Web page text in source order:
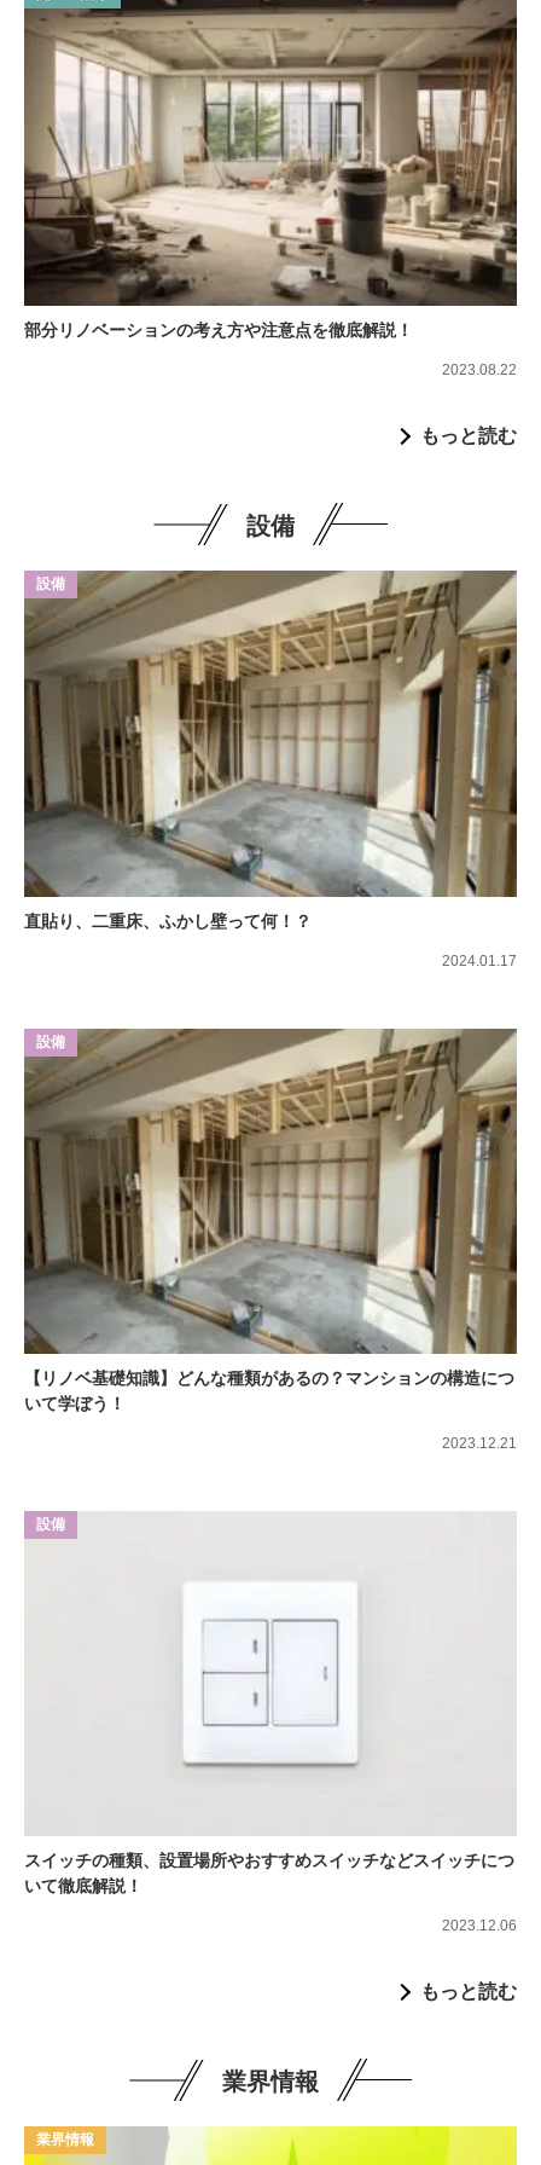
部分リノベーションの考え方や注意点を徹底解説！
2023.08.22
もっと読む
設備
直貼り、二重床、ふかし壁って何！？
設備
2024.01.17
【リノベ基礎知識】どんな種類があるの？マンションの構造につ
いて学ぼう！
設備
2023.12.21
スイッチの種類、設置場所やおすすめスイッチなどスイッチにつ
いて徹底解説！
設備
2023.12.06
もっと読む
業界情報
業界情報